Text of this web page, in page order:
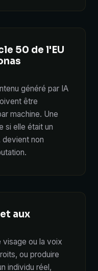
50 de l'EU
généré par IA
être
machine. Une
si elle était un
devient non
aux
visage ou la voix
ou produire
individu réel,